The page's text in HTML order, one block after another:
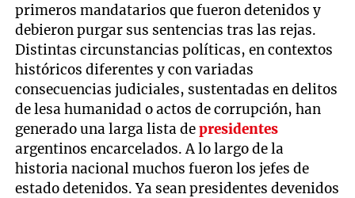
primeros mandatarios que fueron detenidos y
debieron purgar sus sentencias tras las rejas.
Distintas circunstancias políticas, en contextos
históricos diferentes y con variadas
consecuencias judiciales, sustentadas en delitos
de lesa humanidad o actos de corrupción, han
generado una larga lista depresidentes
argentinos encarcelados. A lo largo de la
historia nacional muchos fueron los jefes de
estado detenidos. Ya sean presidentes devenidos